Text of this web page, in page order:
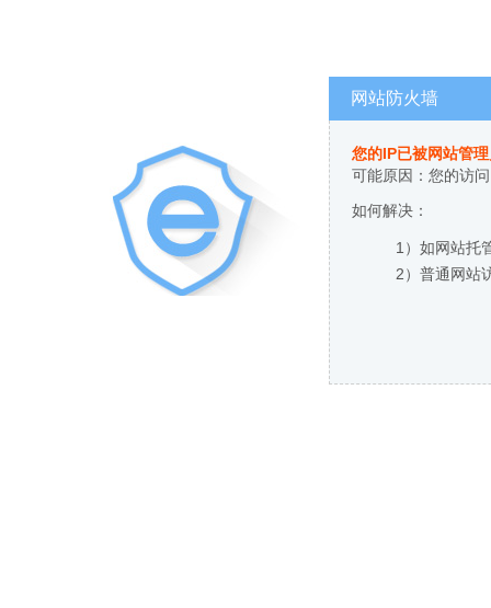
网站防火墙
您的IP已被网站管
可能原因：您的访
如何解决：
1）如网站托
2）普通网站